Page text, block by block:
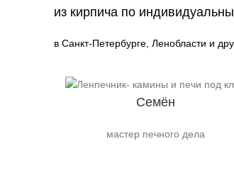
из кирпича по
в Санкт-Петербурге, Ленобласти и
Семён
мастер печного дела